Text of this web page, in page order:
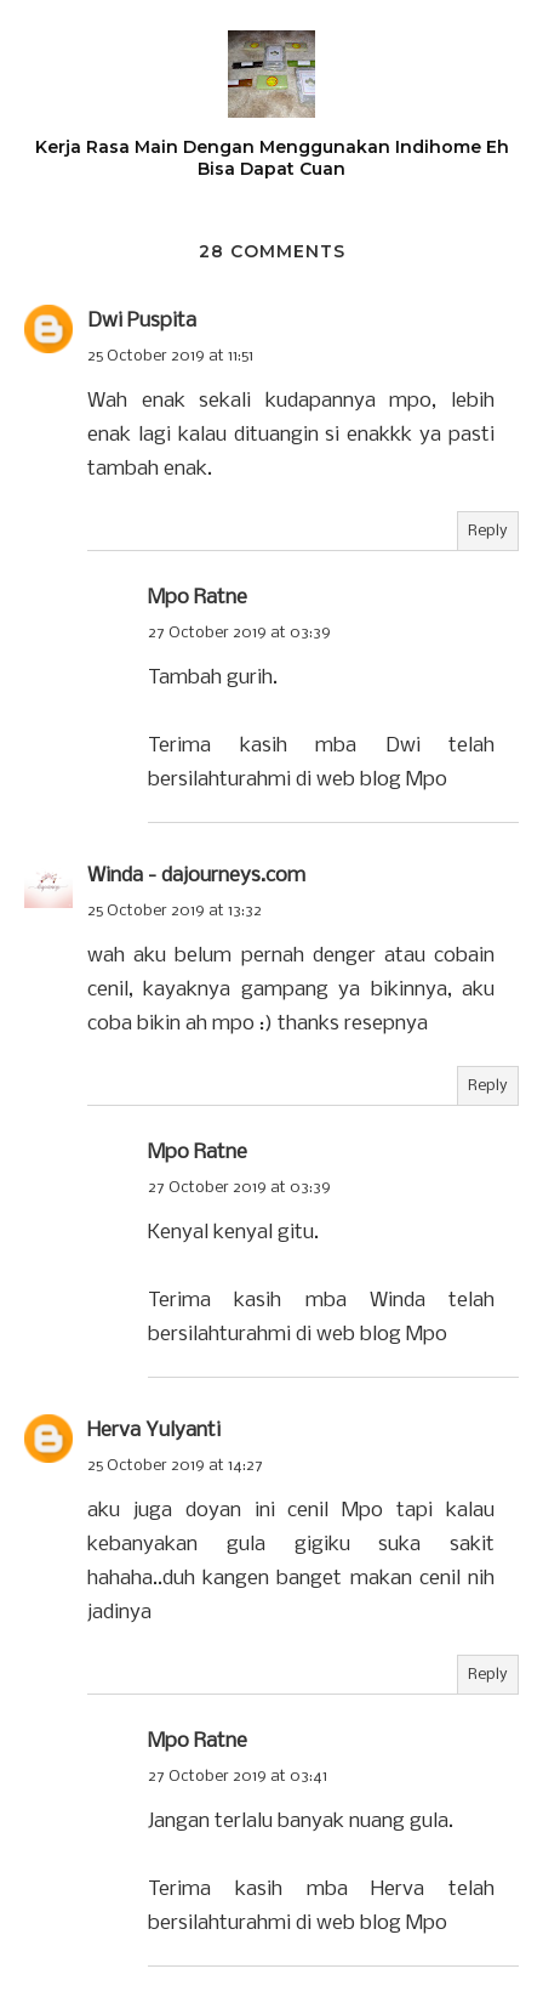
Kerja Rasa Main Dengan Menggunakan Indihome Eh
Bisa Dapat Cuan
28 COMMENTS
Dwi Puspita
25 October 2019 at 11:51
Wah enak sekali kudapannya mpo, lebih
enak lagi kalau dituangin si enakkk ya pasti
tambah enak.
Reply
Mpo Ratne
27 October 2019 at 03:39
Tambah gurih.
Terima kasih mba Dwi telah
bersilahturahmi di web blog Mpo
Winda - dajourneys.com
25 October 2019 at 13:32
wah aku belum pernah denger atau cobain
cenil, kayaknya gampang ya bikinnya, aku
coba bikin ah mpo :) thanks resepnya
Reply
Mpo Ratne
27 October 2019 at 03:39
Kenyal kenyal gitu.
Terima kasih mba Winda telah
bersilahturahmi di web blog Mpo
Herva Yulyanti
25 October 2019 at 14:27
aku juga doyan ini cenil Mpo tapi kalau
kebanyakan gula gigiku suka sakit
hahaha..duh kangen banget makan cenil nih
jadinya
Reply
Mpo Ratne
27 October 2019 at 03:41
Jangan terlalu banyak nuang gula.
Terima kasih mba Herva telah
bersilahturahmi di web blog Mpo